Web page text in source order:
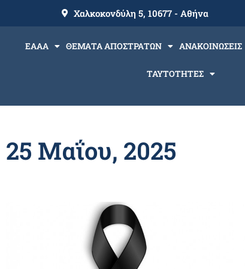
Χαλκοκονδύλη 5, 10677 - Αθήνα
ΕΑΑΑ ΘΕΜΑΤΑ ΑΠΟΣΤΡΑΤΩΝ ΑΝΑΚΟΙΝΩΣΕΙΣ
ΤΑΥΤΟΤΗΤΕΣ
25 Μαΐου, 2025